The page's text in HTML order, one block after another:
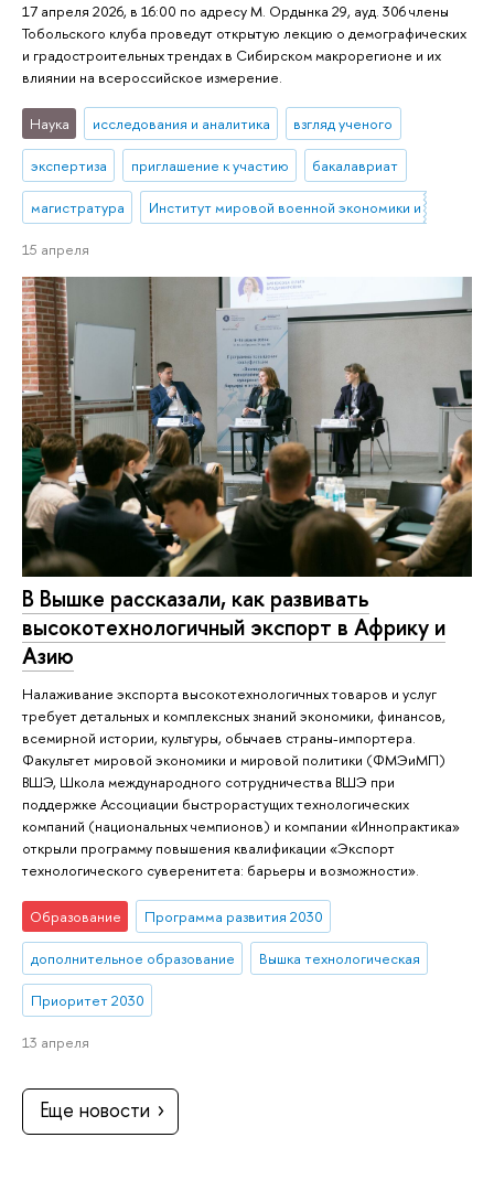
17 апреля 2026, в 16:00 по адресу М. Ордынка 29, ауд. 306 члены
Тобольского клуба проведут открытую лекцию о демографических
и градостроительных трендах в Сибирском макрорегионе и их
влиянии на всероссийское измерение.
Наука исследования и аналитика взгляд ученого
экспертиза приглашение к участию бакалавриат
магистратура Институт мировой военной экономики и стратегии
15 апреля
В Вышке рассказали, как развивать
высокотехнологичный экспорт в Африку и
Азию
Налаживание экспорта высокотехнологичных товаров и услуг
требует детальных и комплексных знаний экономики, финансов,
всемирной истории, культуры, обычаев страны-импортера.
Факультет мировой экономики и мировой политики (ФМЭиМП)
ВШЭ, Школа международного сотрудничества ВШЭ при
поддержке Ассоциации быстрорастущих технологических
компаний (национальных чемпионов) и компании «Иннопрактика»
открыли программу повышения квалификации «Экспорт
технологического суверенитета: барьеры и возможности».
Образование Программа развития 2030
дополнительное образование Вышка технологическая
Приоритет 2030
13 апреля
Еще новости